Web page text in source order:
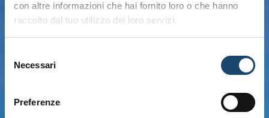
con altre informazioni che hai fornito loro o che hanno
raccolto dal tuo utilizzo dei loro servizi.
delNecessari
Preferenze